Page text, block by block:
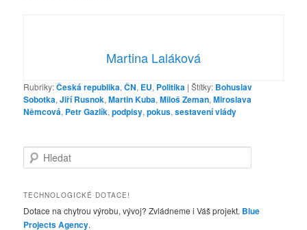
Martina Laláková
Rubriky:Česká republika,ČN, EU, Politika |Štítky: Bohuslav
Sobotka,Jiří Rusnok,Martin Kuba,Miloš Zeman,Miroslava
Němcová, Petr Gazlík,podpisy,pokus,sestavení vlády
l
d
t
TECHNOLOGICKÉ DOTACE!
Dotace na chytrou výrobu, vývoj? Zvládneme i Váš projekt. Blue
Projects Agency.